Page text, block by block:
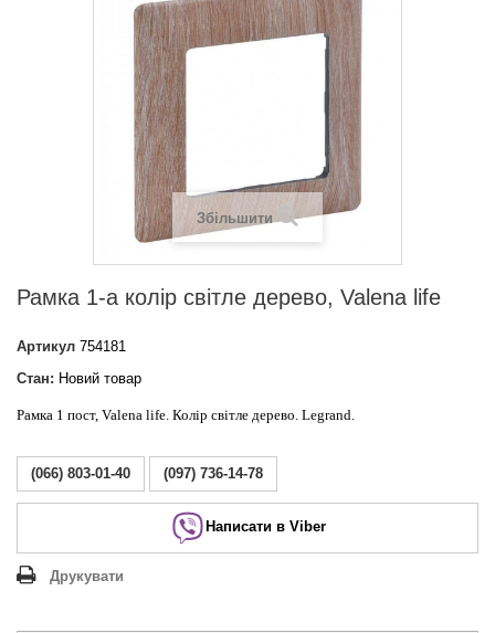
Збільшити
Рамка 1-а колір світле дерево, Valena life
Артикул 754181
Стан: Новий товар
Рамка 1 пост, Valena life. Колір світле дерево. Legrand.
(066) 803-01-40 (097) 736-14-78
Написати в Viber
Друкувати